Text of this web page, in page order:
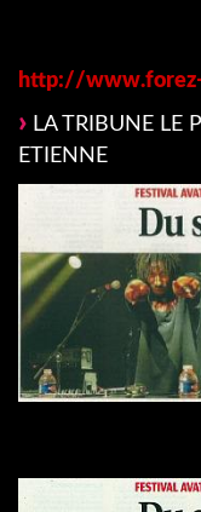
http://
LA TRIBUNE LE
ETIENNE